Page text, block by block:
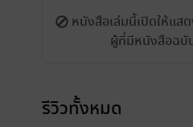
หนังสือเล่มนี้เปิดให้แสด
ผู้ที่มีหนังสือฉบั
รีวิวทั้งหมด